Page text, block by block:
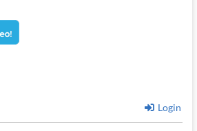
Login